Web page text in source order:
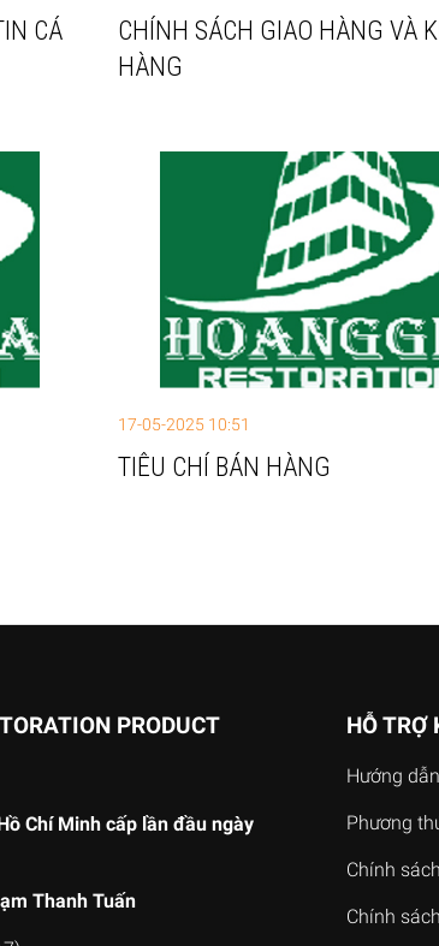
CÁ
CHÍNH SÁCH GIAO HÀNG VÀ
HÀNG
17-05-2025 10:51
TIÊU CHÍ BÁN HÀNG
PRODUCT
Chí Minh cấp lần đầu ngày
Thanh Tuấn
HỖ TRỢ
Hướng
Phương
Chính
Chính